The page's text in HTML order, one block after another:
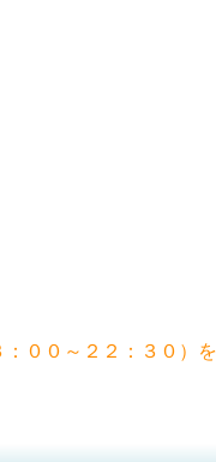
００～２２：３０）を